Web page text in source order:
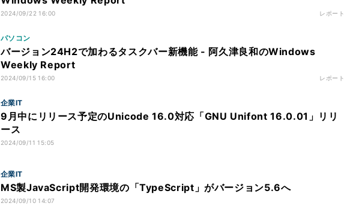
2024/09/22 16:00 レポート
パソコン
バージョン24H2で加わるタスクバー新機能 - 阿久津良和のWindows
Weekly Report
2024/09/15 16:00 レポート
企業IT
9月中にリリース予定のUnicode 16.0対応「GNU Unifont 16.0.01」リリ
ース
2024/09/11 15:05
企業IT
MS製JavaScript開発環境の「TypeScript」がバージョン5.6へ
2024/09/10 14:07